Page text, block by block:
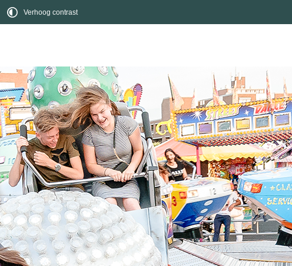
Verhoog contrast